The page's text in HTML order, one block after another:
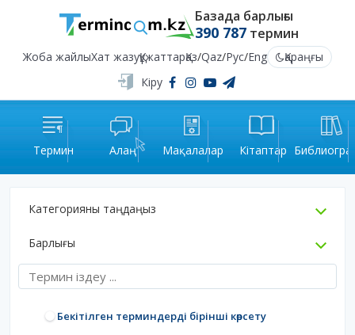
Базада барлығы
390 787термин
Жоба жайлыХат жазуҚұжаттарҚаз/Qaz/Рус/Eng
Қараңғы
Кіру
Термин Алаң Мақалалар Кітаптар
Категорияны таңдаңыз
Барлығы
Бекітілген терминдерді бірінші көрсету